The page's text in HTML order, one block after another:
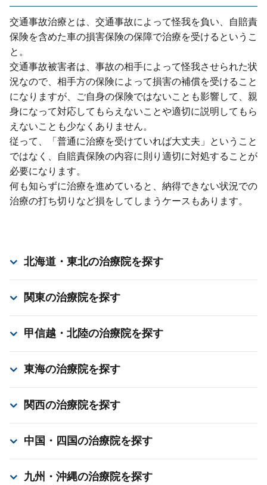
交通事故治療とは、交通事故によって怪我を負い、⾃賠責
保険を含めた⾞の損害保険の保障で治療を受けるというこ
と。
交通事故被害者は、事故の相⼿によって怪我させられた状
況なので、相⼿⽅の保険によって損害の補償を受けること
になりますが、ご⾃⾝の保険ではないことも影響して、親
⾝になって対応してもらえないことや適切に説明してもら
えないことも少なくありません。
従って、「普通に治療を受けていれば⼤丈夫」ということ
ではなく、⾃賠責保険の内容に則り適切に対処することが
必要になります。
何も知らずに治療を進めていると、納得できない状況での
治療の打ち切りなど損をしてしまうケースもあります。
北海道・東北の治療院を探す
関東の治療院を探す
甲信越・北陸の治療院を探す
東海の治療院を探す
関西の治療院を探す
中国・四国の治療院を探す
九州・沖縄の治療院を探す